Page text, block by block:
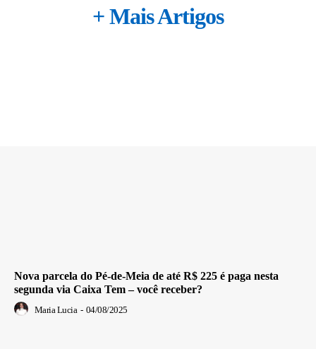
+ Mais Artigos
Nova parcela do Pé-de-Meia de até R$ 225 é paga nesta
segunda via Caixa Tem – você receber?
Maria Lucia - 04/08/2025